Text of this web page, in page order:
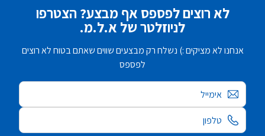
לא רוצים לפספס אף מבצע? הצטרפו
לניוזלטר של א.ל.מ.
אנחנו לא מציקים :) נשלח רק מבצעים שווים שאתם בטוח לא רוצים
לפספס
אימייל